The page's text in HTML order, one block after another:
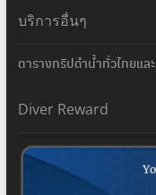
บริการอื่นๆ
ตารางทริปดำน้ำทั่วไทยแล
Diver Reward